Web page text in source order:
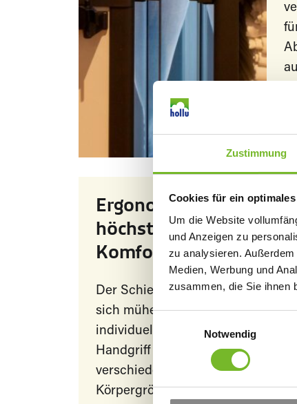
Zustimmung
Cookies für ein
Um die Website
und Anzeigen zu
zu analysieren.
Medien, Werbung und
zusammen, die Sie ihnen
E
w
i
Notwendig
Ergonomisch für
höchsten
Komfort
Der Schiebegriff lässt
sich mühelos und
individuell mit einem
Handgriff auf
verschiedene
Körpergrößen